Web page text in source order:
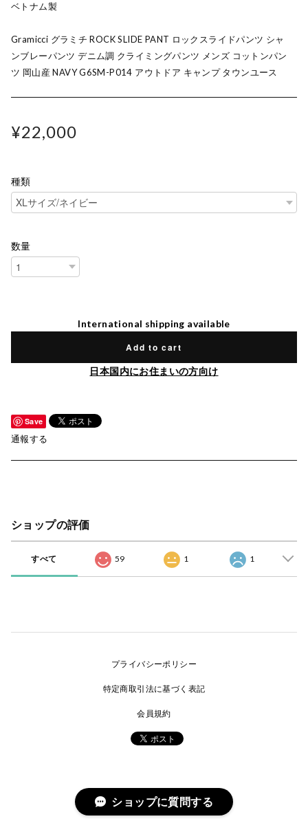
ベトナム製
Gramicci グラミチ ROCK SLIDE PANT ロックスライドパンツ シャ
ンブレーパンツ デニム調 クライミングパンツ メンズ コットンパン
ツ 岡山産 NAVY G6SM-P014 アウトドア キャンプ タウンユース
¥22,000
種類
数量
International shipping available
Add to cart
日本国内にお住まいの方向け
Save
通報する
ショップの評価
すべて 59 1 1
プライバシーポリシー
特定商取引法に基づく表記
会員規約
ショップに質問する